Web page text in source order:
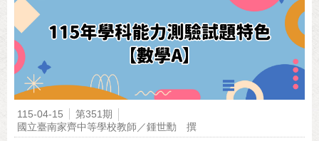
115-04-15
第351期
國立臺南家齊中等學校教師／鍾世勳 撰